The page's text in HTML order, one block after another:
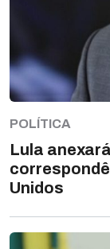
POLÍTICA
Lula
Unidos